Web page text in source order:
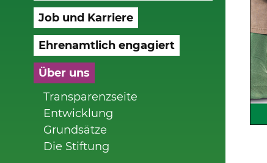
Job und Karriere
Ehrenamtlich engagiert
Über uns
Transparenzseite
Entwicklung
Grundsätze
Die Stiftung